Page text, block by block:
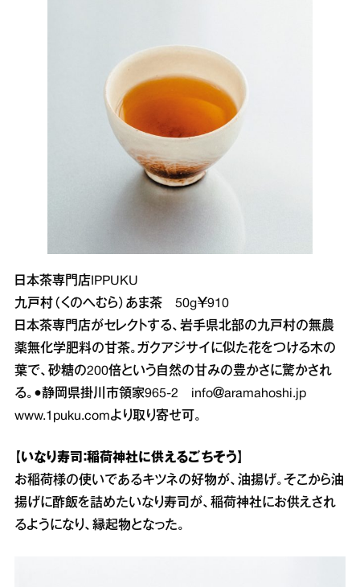
日本茶専門店IPPUKU
九戸村（くのへむら）あま茶 50g￥910
日本茶専門店がセレクトする、岩手県北部の九戸村の無農
薬無化学肥料の甘茶。ガクアジサイに似た花をつける木の
葉で、砂糖の200倍という自然の甘みの豊かさに驚かされ
る。●静岡県掛川市領家965‐2 info＠aramahoshi.jp
www.1puku.comより取り寄せ可。
【いなり寿司：稲荷神社に供えるごちそう】
お稲荷様の使いであるキツネの好物が、油揚げ。そこから油
揚げに酢飯を詰めたいなり寿司が、稲荷神社にお供えされ
るようになり、縁起物となった。